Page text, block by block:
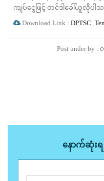
ကျပ်ငွေဖြင့် တင်ဒါခေါ်ယူလိုပါ
Download Link :
Post under
နောက်ဆုံးရ